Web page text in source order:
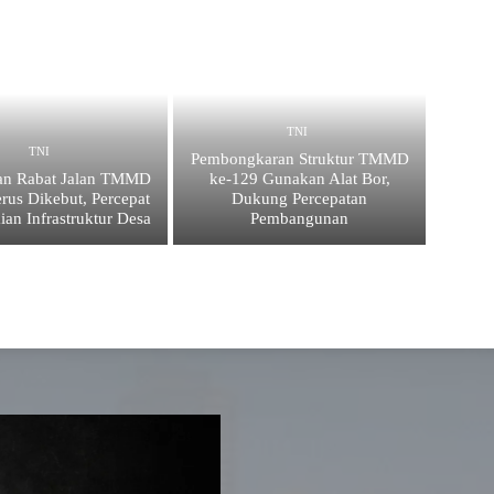
TNI
Rabat Jalan TMMD
Dikebut, Percepat
Infrastruktur Desa
TNI
Pembongkaran Struktur TMMD
ke-129 Gunakan Alat Bor,
Dukung Percepatan
Pembangunan